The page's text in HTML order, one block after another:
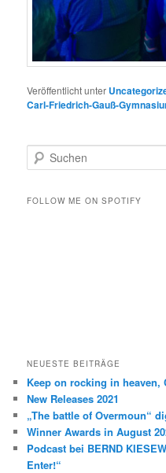
Veröffentlicht unter
Carl-Friedrich-Gauß-
u
h
FOLLOW ME ON SPOTIFY
NEUESTE BEITRÄGE
Keep on rocking in heaven,
New Releases 2021
„The battle of Overmoun“
Winner Awards in August
Podcast bei BERND
Enter!“